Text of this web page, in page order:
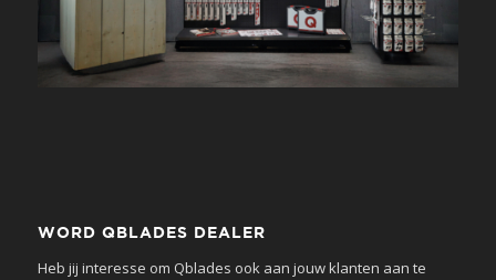
WORD QBLADES DEALER
Heb jij interesse om Qblades ook aan jouw klanten aan te